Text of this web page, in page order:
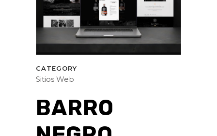
CATEGORY
Sitios Web
BARRO